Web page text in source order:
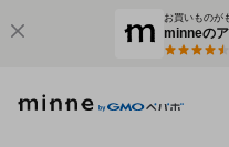
お買いものが
minneの